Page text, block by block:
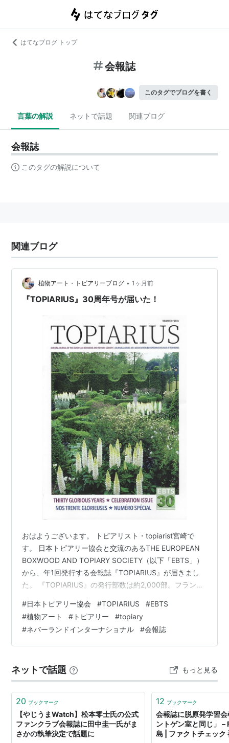
はてなブログ トップ
会報誌
このタグでブログを書く
言葉の解説 ネットで話題 関連ブログ
会報誌
このタグの解説について
関連ブログ
植物アート・トピアリーブログ • 1ヶ月前
『TOPIARIUS』30周年号が届いた！
おはようございます。 トピアリスト・topiarist宮崎で
す。 日本トピアリー協会と交流のあるTHE EUROPEAN
BOXWOOD AND TOPIARY SOCIETY（以下「EBTS」）
から、年1回発行する会報誌『TOPIARIUS』が届きまし
た。 『TOPIARIUS』の発行部数は約2,000部。フラン
本のEBTS会員全員および米国の姉妹団体に配布される会
報誌で、一般販売は実施しておりません。 以前より日本
の大刈込（日本庭園に見られるサツキの刈込など）に興
味津々の編集者。 「日本の（トピアリー）庭園の特集を
#日本トピアリー協会 #TOPIARIUS #EBTS
#植物アート # トピアリー #topiary
#ネバーランドインターナショナル #会報誌
ネットで話題 もっと見る
20 ブックマーク
【やじうまWatch】松本零士氏の公式
ファンクラブ会報誌に田中圭一氏がま
さかの執筆決定で話題に
12 ブックマーク
会報誌に脱原発学習
ントゲン室と同じ」
島 | ファクトチェック